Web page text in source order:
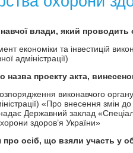
влади, який проводить
та інвестицій
адміністрації)
назва проекту акта,
виконавчого органу
«Про внесення змін
Державний заклад
здоров’я України»
про осіб, що взяли участь у